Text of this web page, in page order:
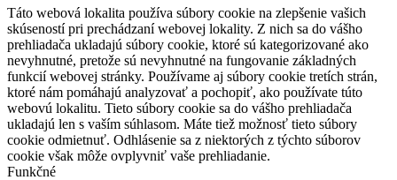
Táto webová lokalita používa súbory cookie na zlepšenie vašich
skúseností pri prechádzaní webovej lokality. Z nich sa do vášho
prehliadača ukladajú súbory cookie, ktoré sú kategorizované ako
nevyhnutné, pretože sú nevyhnutné na fungovanie základných
funkcií webovej stránky. Používame aj súbory cookie tretích strán,
ktoré nám pomáhajú analyzovať a pochopiť, ako používate túto
webovú lokalitu. Tieto súbory cookie sa do vášho prehliadača
ukladajú len s vaším súhlasom. Máte tiež možnosť tieto súbory
cookie odmietnuť. Odhlásenie sa z niektorých z týchto súborov
cookie však môže ovplyvniť vaše prehliadanie.
Funkčné